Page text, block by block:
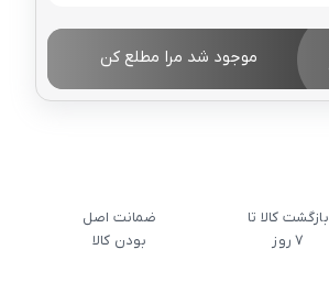
موجود شد مرا مطلع کن
بازگشت کالا تا
7 روز
ضمانت اصل
بودن کالا